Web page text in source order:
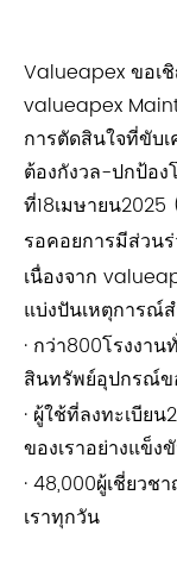
Valueapex ขอเ
valueapex
การตัดสินใจที่ขับ
ต้องกังวล-ปกป้อ
ที่18เมษายน
รอคอยการมีส่วน
เนื่องจาก
แบ่งปันเหตุการณ์
· กว่า800โรงงา
สินทรัพย์อุปกรณ์ข
· ผู้ใช้ที่ลงทะเบีย
ของเราอย่างแข็ง
· 48,000ผู้เชี่ยวช
เราทุกวัน